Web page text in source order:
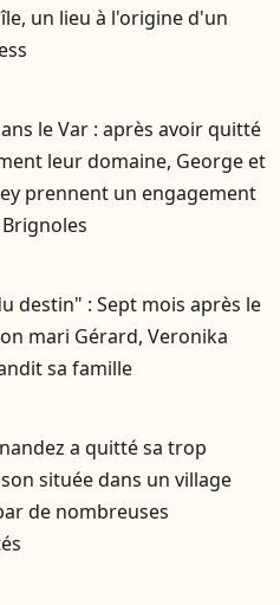
un lieu à l'origine d'un
le Var : après avoir quitté
leur domaine, George et
prennent un engagement
destin" : Sept mois après le
mari Gérard, Veronika
sa famille
a quitté sa trop
située dans un village
de nombreuses